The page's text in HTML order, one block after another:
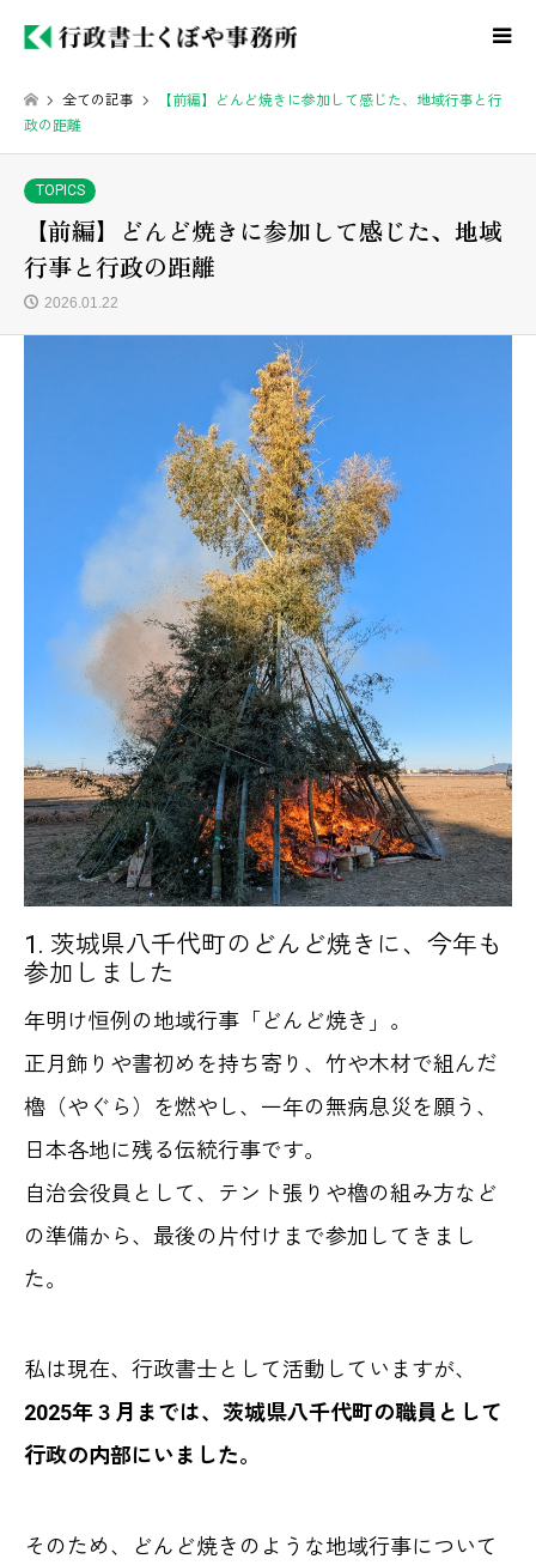
全ての記事
【前編】どんど焼きに参加して感じた、地域行事と行
政の距離
TOPICS
【前編】どんど焼きに参加して感じた、地域
行事と行政の距離
2026.01.22
1. 茨城県八千代町のどんど焼きに、今年も
参加しました
年明け恒例の地域行事「どんど焼き」。
正月飾りや書初めを持ち寄り、竹や木材で組んだ
櫓（やぐら）を燃やし、一年の無病息災を願う、
日本各地に残る伝統行事です。
自治会役員として、テント張りや櫓の組み方など
の準備から、最後の片付けまで参加してきまし
た。
私は現在、行政書士として活動していますが、
2025年３月までは、茨城県八千代町の職員として
行政の内部にいました。
そのため、どんど焼きのような地域行事について